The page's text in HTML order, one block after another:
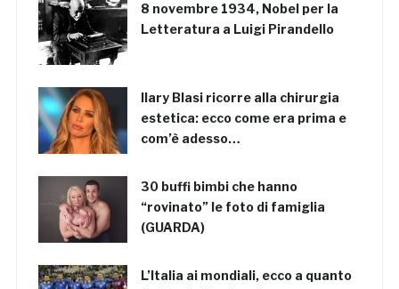
8 novembre 1934, Nobel per la
Letteratura a Luigi Pirandello
Ilary Blasi ricorre alla chirurgia
estetica: ecco come era prima e
com’è adesso…
30 buffi bimbi che hanno
“rovinato” le foto di famiglia
(GUARDA)
L’Italia ai mondiali, ecco a quanto